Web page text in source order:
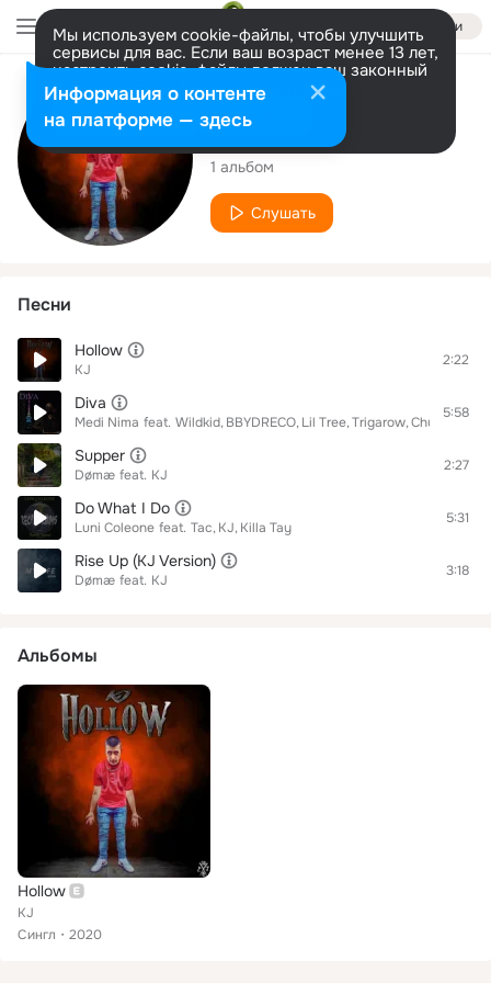
Войти
Мы используем cookie-файлы, чтобы улучшить
сервисы для вас. Если ваш возраст менее 13 лет,
настроить cookie-файлы должен ваш законный
представитель. Больше информации
Разрешить все Настроить
Исполнитель
KJ
1 альбом
Слушать
Песни
Hollow
KJ
2:22
Diva
Medi Nima feat. Wildkid BBYDRECO Lil Tree Trigarow Chubby fly
5:58
Supper
Dømæ feat. KJ
2:27
Do What I Do
Luni Coleone feat. Tac KJ Killa Tay
5:31
Rise Up (KJ Version)
Dømæ feat. KJ
3:18
Альбомы
Hollow
KJ
Сингл
2020
Информация о контенте
на платформе — здесь